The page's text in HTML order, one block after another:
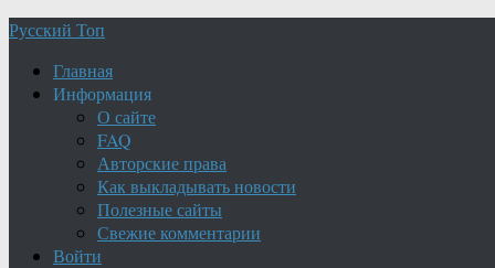
Русский Топ
Главная
Информация
О сайте
FAQ
Авторские права
Как выкладывать новости
Полезные сайты
Свежие комментарии
Войти